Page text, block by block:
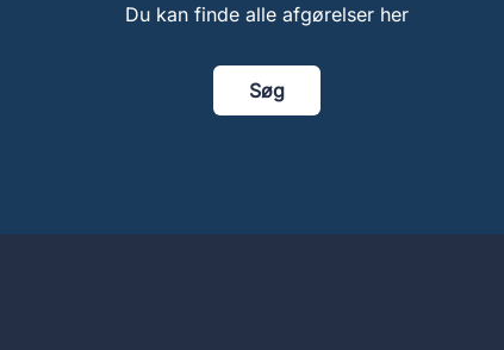
Du kan finde alle afgørelser her
Søg